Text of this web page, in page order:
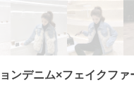
ンデニム×フェイクファ